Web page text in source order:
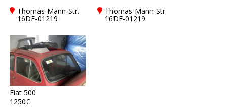
Thomas-Mann-Str.
16DE-01219
Thomas-Mann-Str.
16DE-01219
Fiat 500
1250€